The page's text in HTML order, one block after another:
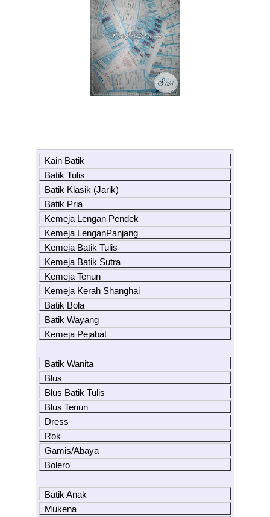
Kain Batik
Batik Tulis
Batik Klasik (Jarik)
Batik Pria
Kemeja Lengan Pendek
Kemeja LenganPanjang
Kemeja Batik Tulis
Kemeja Batik Sutra
Kemeja Tenun
Kemeja Kerah Shanghai
Batik Bola
Batik Wayang
Kemeja Pejabat
Batik Wanita
Blus
Blus Batik Tulis
Blus Tenun
Dress
Rok
Gamis/Abaya
Bolero
Batik Anak
Mukena